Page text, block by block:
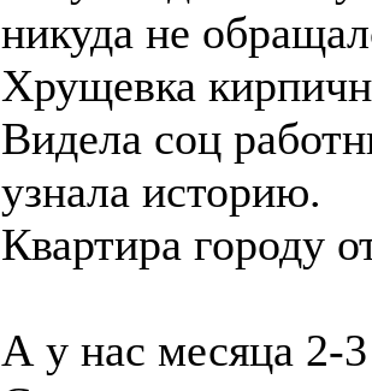
никуда не
Хрущевка
Видела соц
узнала историю.
Квартира городу
А у нас месяца 2-